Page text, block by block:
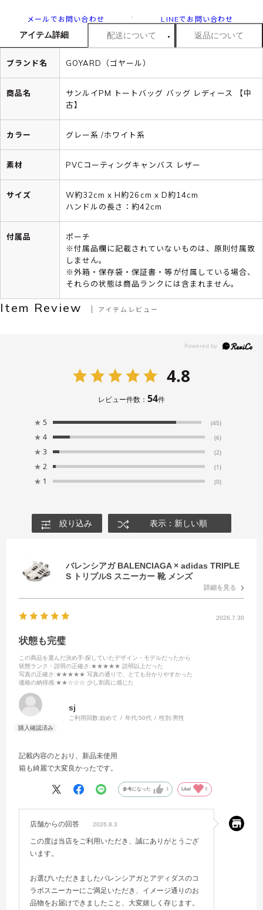
メールでお問い合わせ LINEでお問い合わせ
アイテム詳細 配送について 返品について
ブランド名 GOYARD（ゴヤール）
商品名
サンルイPM トートバッグ バッグ レディース 【中
古】
カラー グレー系 /ホワイト系
素材 PVCコーティングキャンバス レザー
サイズ
W約32cm x H約26cm x D約14cm
ハンドルの長さ：約42cm
付属品
ポーチ
※付属品欄に記載されていないものは、原則付属致
しません。
※外箱・保存袋・保証書・等が付属している場合、
それらの状態は商品ランクには含まれません。
Item Review アイテムレビュー
4.8
レビュー件数： 54件
★ 5 (45)
★ 4 (6)
★ 3 (2)
★ 2 (1)
★ 1 (0)
絞り込み 表示：新しい順
バレンシアガ BALENCIAGA × adidas TRIPLE
S トリプルS スニーカー 靴 メンズ
詳細を見る
2026.7.30
状態も完璧
この商品を選んだ決め手:探していたデザイン・モデルだったから
状態ランク・説明の正確さ :★★★★★ 説明以上だった
写真の正確さ :★★★★★ 写真の通りで、とても分かりやすかった
価格の納得感:★★☆☆☆ 少し割高に感じた
sj
ご利用回数:始めて 年代:50代 性別:男性
記載内容のとおり、新品未使用
箱も綺麗で大変良かったです。
参考になった 1 Like! 0
店舗からの回答 2026.8.3
この度は当店をご利用いただき、誠にありがとうござ
います。
お選びいただきましたバレンシアガとアディダスのコ
ラボスニーカーにご満足いただき、イメージ通りのお
品物をお届けできましたこと、大変嬉しく存じます。